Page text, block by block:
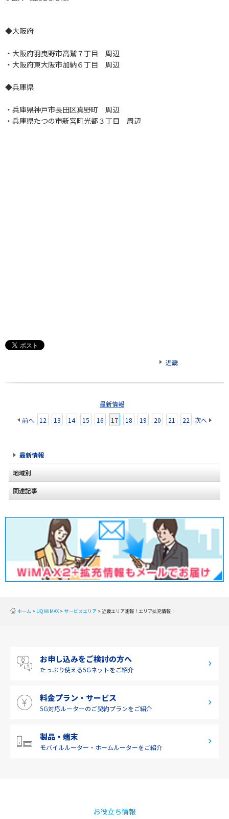
◆大阪府
・大阪府羽曳野市高鷲７丁目 周辺
・大阪府東大阪市加納６丁目 周辺
◆兵庫県
・兵庫県神戸市長田区真野町 周辺
・兵庫県たつの市新宮町光都３丁目 周辺
近畿
最新情報
前へ
12 13 14 15 16 17 18 19 20 21 22 次へ
最新情報
地域別
北海道
甲信越
北陸
九州・沖縄
関連記事
ホーム UQ WiMAX サービスエリア 近畿エリア速報！エリア拡充情報！
お申し込みをご検討の方へ
たっぷり使える5Gネットをご紹介
料金プラン・サービス
5G対応ルーターのご契約プランをご紹介
製品・端末
モバイルルーター・ ホームルーターをご紹介
お役立ち情報